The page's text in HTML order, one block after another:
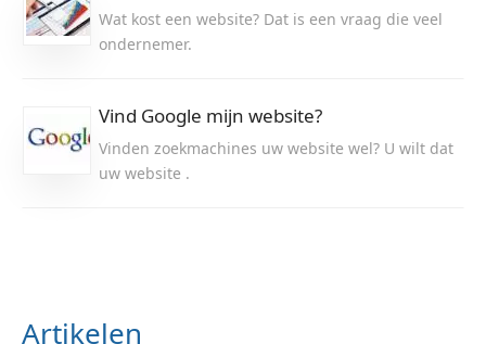
Wat kost een website? Dat is een vraag die veel
ondernemer.
Vind Google mijn website?
Vinden zoekmachines uw website wel? U wilt dat
uw website .
Artikelen